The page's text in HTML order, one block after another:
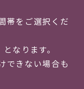
帯をご選択くだ
なります。
できない場合も